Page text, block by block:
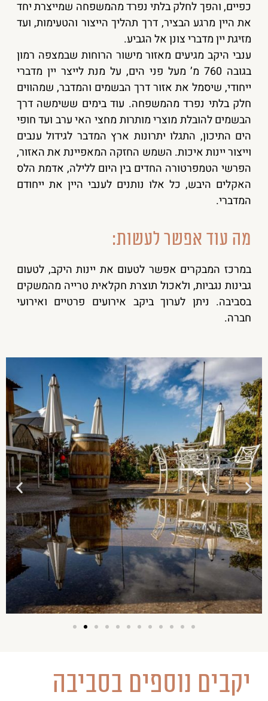
כפיים, והפך לחלק בלתי נפרד מהמשפחה שמייצרת יחד
את היין מרגע הבציר, דרך תהליך הייצור והטעימות, ועד
מזיגת יין מדברי צונן אל הגביע.
ענבי היקב מגיעים מאזור מישור הרוחות שבמצפה רמון
בגובה 760 מ’ מעל פני הים, על מנת לייצר יין מדברי
ייחודי, שיסמל את אזור דרך הבשמים והמדבר, שמהווים
חלק בלתי נפרד מהמשפחה. עוד בימים ששימשה דרך
הבשמים להובלת מוצרי מותרות מחצי האי ערב ועד חופי
הים התיכון, התגלו יתרונות ארץ המדבר לגידול ענבים
וייצור יינות איכות. השמש החזקה המאפיינת את האזור,
הפרשי הטמפרטורה החדים בין היום ללילה, אדמת הלס
האקלים היבש, כל אלו נותנים לענבי היין את ייחודם
המדברי.
מה עוד אפשר לעשות:
במרכז המבקרים אפשר לטעום את יינות היקב, לטעום
גבינות נגביות, ולאכול תוצרת חקלאית טרייה מהמשקים
בסביבה. ניתן לערוך ביקב אירועים פרטיים ואירועי
חברה.
יקבים נוספים בסביבה